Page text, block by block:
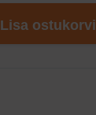
Lisa ostukorvi